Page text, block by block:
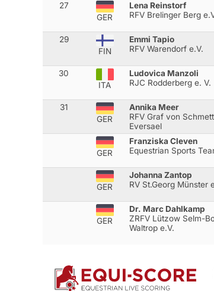
27
GER
Lena Reinstorf
RFV Brelinger Berg
29
FIN
Emmi Tapio
RFV Warendorf e.V.
30
ITA
Ludovica Manzoli
RJC Rodderberg e. V.
31
GER
Annika Meer
RFV Graf von
Eversael
GER
Franziska Cleven
Equestrian Sports
GER
Johanna Zantop
RV St.Georg Münster
GER
Dr. Marc Dahlkamp
ZRFV Lützow Selm-
Waltrop e.V.